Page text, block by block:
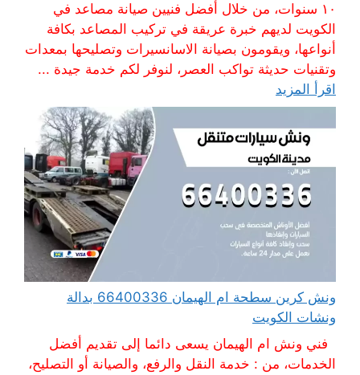
١٠ سنوات، من خلال أفضل فنيين صيانة مصاعد في
الكويت لديهم خبرة عريقة في تركيب المصاعد بكافة
أنواعها، ويقومون بصيانة الاسانسيرات وتصليحها بمعدات
وتقنيات حديثة تواكب العصر، لنوفر لكم خدمة جيدة ...
اقرأ المزيد
ونش كرين سطحة ام الهيمان 66400336 بدالة
ونشات الكويت
فني ونش ام الهيمان يسعى دائما إلى تقديم أفضل
الخدمات، من : خدمة النقل والرفع، والصيانة أو التصليح،